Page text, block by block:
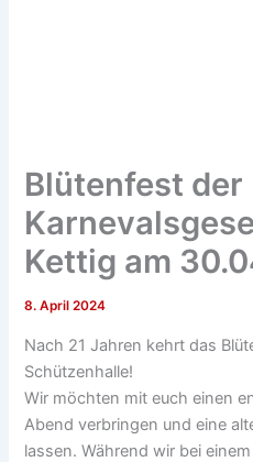
Blütenfest der
Kettig am
8. April 2024
Nach 21 Jahren kehrt das
Schützenhalle!
Wir möchten mit euch einen
Abend verbringen und eine
lassen. Während wir bei